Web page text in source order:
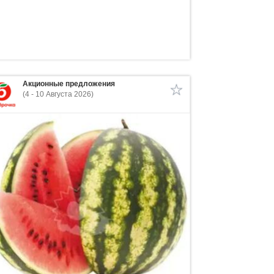
Акционные предложения
(4 - 10 Августа 2026)